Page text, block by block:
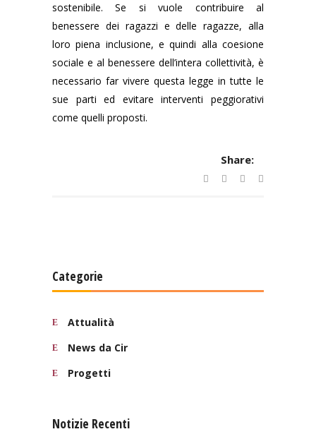
sostenibile. Se si vuole contribuire al
benessere dei ragazzi e delle ragazze, alla
loro piena inclusione, e quindi alla coesione
sociale e al benessere dell’intera collettività, è
necessario far vivere questa legge in tutte le
sue parti ed evitare interventi peggiorativi
come quelli proposti.
Share:
Categorie
Attualità
News da Cir
Progetti
Notizie Recenti